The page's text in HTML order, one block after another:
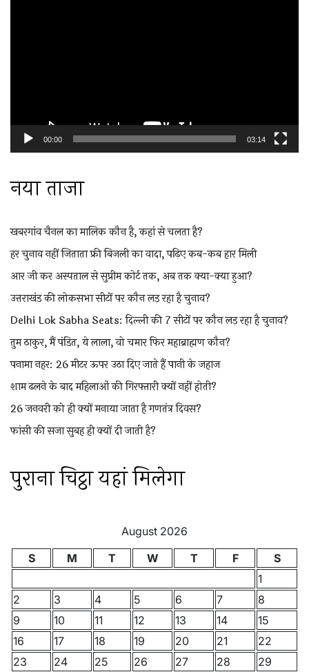
00:00 03:14
नया ताजा
खबरगांव चैनल का मालिक कौन है, कहां से चलता है?
हर चुनाव नहीं जिताता फ्री बिजली का वादा, पढ़िए कब-कब हार मिली
आर जी कर अस्पताल से सुप्रीम कोर्ट तक, अब तक क्या-क्या हुआ?
उत्तराखंड की लोकसभा सीटों पर कौन लड़ रहा है चुनाव?
Delhi Lok Sabha Seats: दिल्ली की 7 सीटों पर कौन लड़ रहा है चुनाव?
तुम ठाकुर, मैं पंडित, ये लाला, वो चमार फिर महाब्राह्मण कौन?
पनामा नहर: 26 मीटर ऊपर उठा दिए जाते हैं पानी के जहाज
शाम ढलने के बाद महिलाओं की गिरफ्तारी क्यों नहीं होती?
26 जनवरी को ही क्यों मनाया जाता है गणतंत्र दिवस?
फांसी की सजा सुबह ही क्यों दी जाती है?
पुराना चिट्ठा यहां मिलेगा
August 2026
S
M T W T F
S
1
2
3 4 5 6 7
8
9
10 11 12 13 14
15
16
17 18 19 20 21
22
23
24 25 26 27 28 29